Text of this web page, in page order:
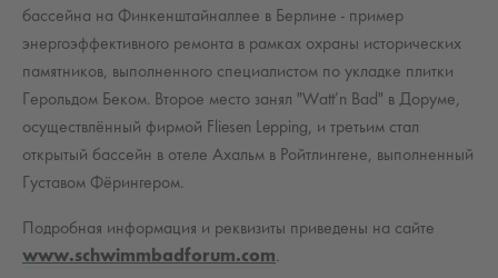
бассейна на Финкенштайналлее в Берлине - пример
энергоэффективного ремонта в рамках охраны исторических
памятников, выполненного специалистом по укладке плитки
Герольдом Беком. Второе место занял "Watt’n Bad" в Доруме,
осуществлённый фирмой Fliesen Lepping, и третьим стал
открытый бассейн в отеле Ахальм в Ройтлингене, выполненный
Густавом Фёрингером.
Подробная информация и реквизиты приведены на сайте
www.schwimmbadforum.com.